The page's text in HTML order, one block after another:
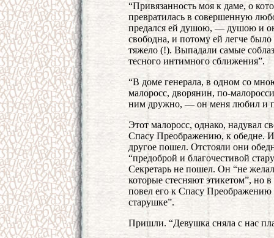
“Привязанность моя к даме, о
превратилась в совершенную
предался ей душою, — душою и
свободна, и потому ей легче
тяжело (!). Выпадали самые
тесного интимного сближения”.
“В доме генерала, в одном со
малоросс, дворянин, по-
ним дружно, — он меня любил и
Этот малоросс, однако, надувал
Спасу Преображению, к обедне.
другое пошел. Отстояли они
“предоброй и благочестивой
Секретарь не пошел. Он “не
которые стесняют этикетом”, но
повел его к Спасу Преображению
старушке”.
Пришли. “Девушка сняла с нас